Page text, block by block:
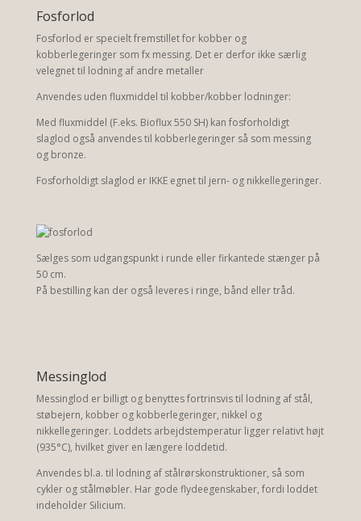
Fosforlod
Fosforlod er specielt fremstillet for kobber og
kobberlegeringer som fx messing. Det er derfor ikke særlig
velegnet til lodning af andre metaller
Anvendes uden fluxmiddel til kobber/kobber lodninger:
Med fluxmiddel (F.eks. Bioflux 550 SH) kan fosforholdigt
slaglod også anvendes til kobberlegeringer så som messing
og bronze.
Fosforholdigt slaglod er IKKE egnet til jern- og nikkellegeringer.
Sælges som udgangspunkt i runde eller firkantede stænger på
50 cm.
På bestilling kan der også leveres i ringe, bånd eller tråd.
Messinglod
Messinglod er billigt og benyttes fortrinsvis til lodning af stål,
støbejern, kobber og kobberlegeringer, nikkel og
nikkellegeringer. Loddets arbejdstemperatur ligger relativt højt
(935°C), hvilket giver en længere loddetid.
Anvendes bl.a. til lodning af stålrørskonstruktioner, så som
cykler og stålmøbler. Har gode flydeegenskaber, fordi loddet
indeholder Silicium.